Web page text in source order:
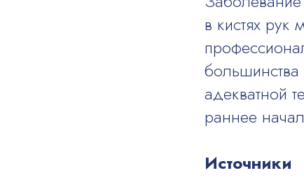
в кистях
адекватной
раннее
Источники